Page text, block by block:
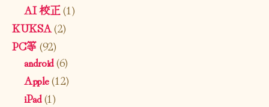
AI 校正(1)
KUKSA(2)
PC等(92)
android(6)
Apple(12)
iPad(1)